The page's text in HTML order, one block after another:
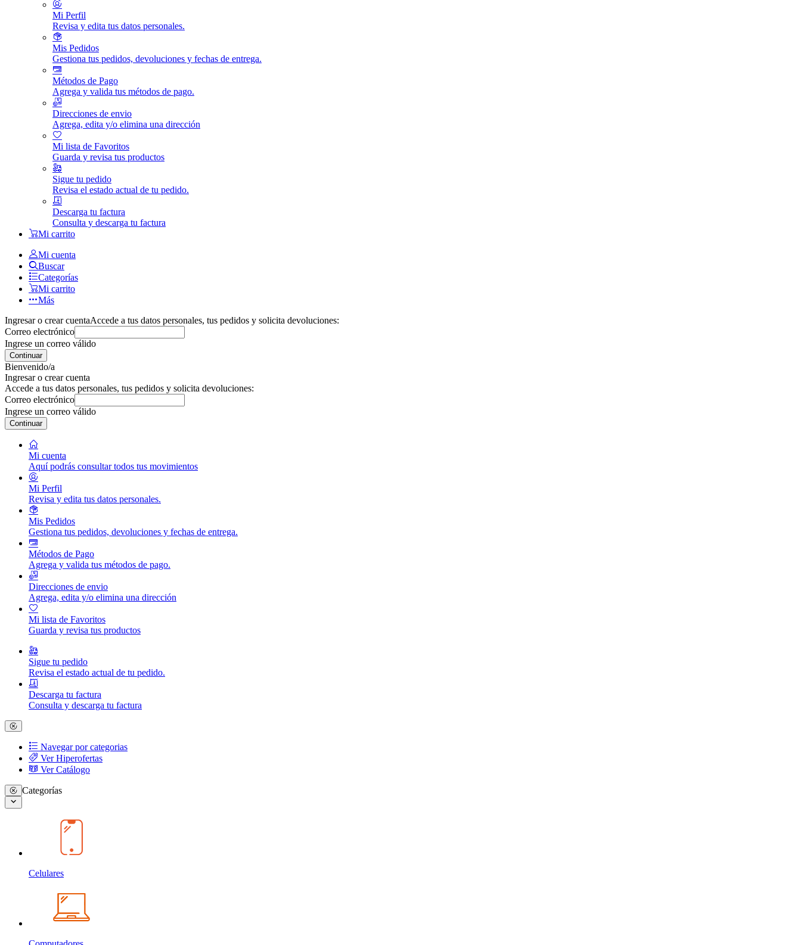
Mi Perfil
Revisa y edita tus datos personales.
Mis Pedidos
Gestiona tus pedidos, devoluciones y fechas de entrega.
Métodos de Pago
Agrega y valida tus métodos de pago.
Direcciones de envio
Agrega, edita y/o elimina una dirección
Mi lista de Favoritos
Guarda y revisa tus productos
Sigue tu pedido
Revisa el estado actual de tu pedido.
Descarga tu factura
Consulta y descarga tu factura
Mi carrito
Mi cuenta
Buscar
Categorías
Mi carrito
Más
Ingresar o crear cuentaAccede a tus datos personales, tus pedidos y solicita devoluciones:
Correo electrónico
Ingrese un correo válido
Continuar
Bienvenido/a
Ingresar o crear cuenta
Accede a tus datos personales, tus pedidos y solicita devoluciones:
Correo electrónico
Ingrese un correo válido
Continuar
Mi cuenta
Aquí podrás consultar todos tus movimientos
Mi Perfil
Revisa y edita tus datos personales.
Mis Pedidos
Gestiona tus pedidos, devoluciones y fechas de entrega.
Métodos de Pago
Agrega y valida tus métodos de pago.
Direcciones de envio
Agrega, edita y/o elimina una dirección
Mi lista de Favoritos
Guarda y revisa tus productos
Sigue tu pedido
Revisa el estado actual de tu pedido.
Descarga tu factura
Consulta y descarga tu factura
Navegar por categorias
Ver Hiperofertas
Ver Catálogo
Categorías
Celulares